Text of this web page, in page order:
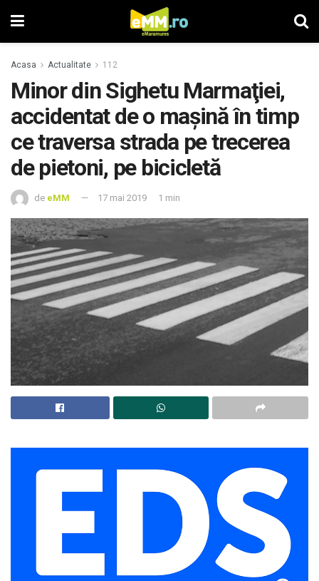
Acasa Actualitate 112
Minor din Sighetu Marmaţiei,
accidentat de o maşină în timp
ce traversa strada pe trecerea
de pietoni, pe bicicletă
de eMM 17 mai 2019 1 min